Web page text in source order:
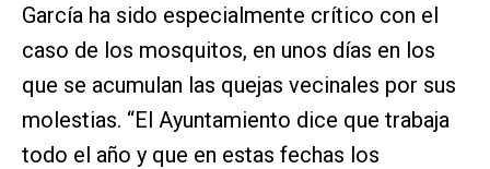
García ha sido especialmente crítico con el
caso de los mosquitos, en unos días en los
que se acumulan las quejas vecinales por sus
molestias. “El Ayuntamiento dice que trabaja
todo el año y que en estas fechas los